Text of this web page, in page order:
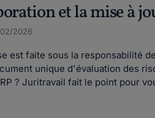
et la mise à
2026
est faite sous la responsabilité
unique d'évaluation des
? Juritravail fait le point pour